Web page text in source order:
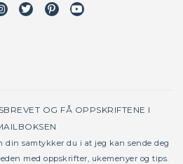
Instagram
TwitterPinterestYoutube
OG FÅ OPPSKRIFTENE I
din samtykker du i at jeg kan sende deg
med oppskrifter, ukemenyer og tips.